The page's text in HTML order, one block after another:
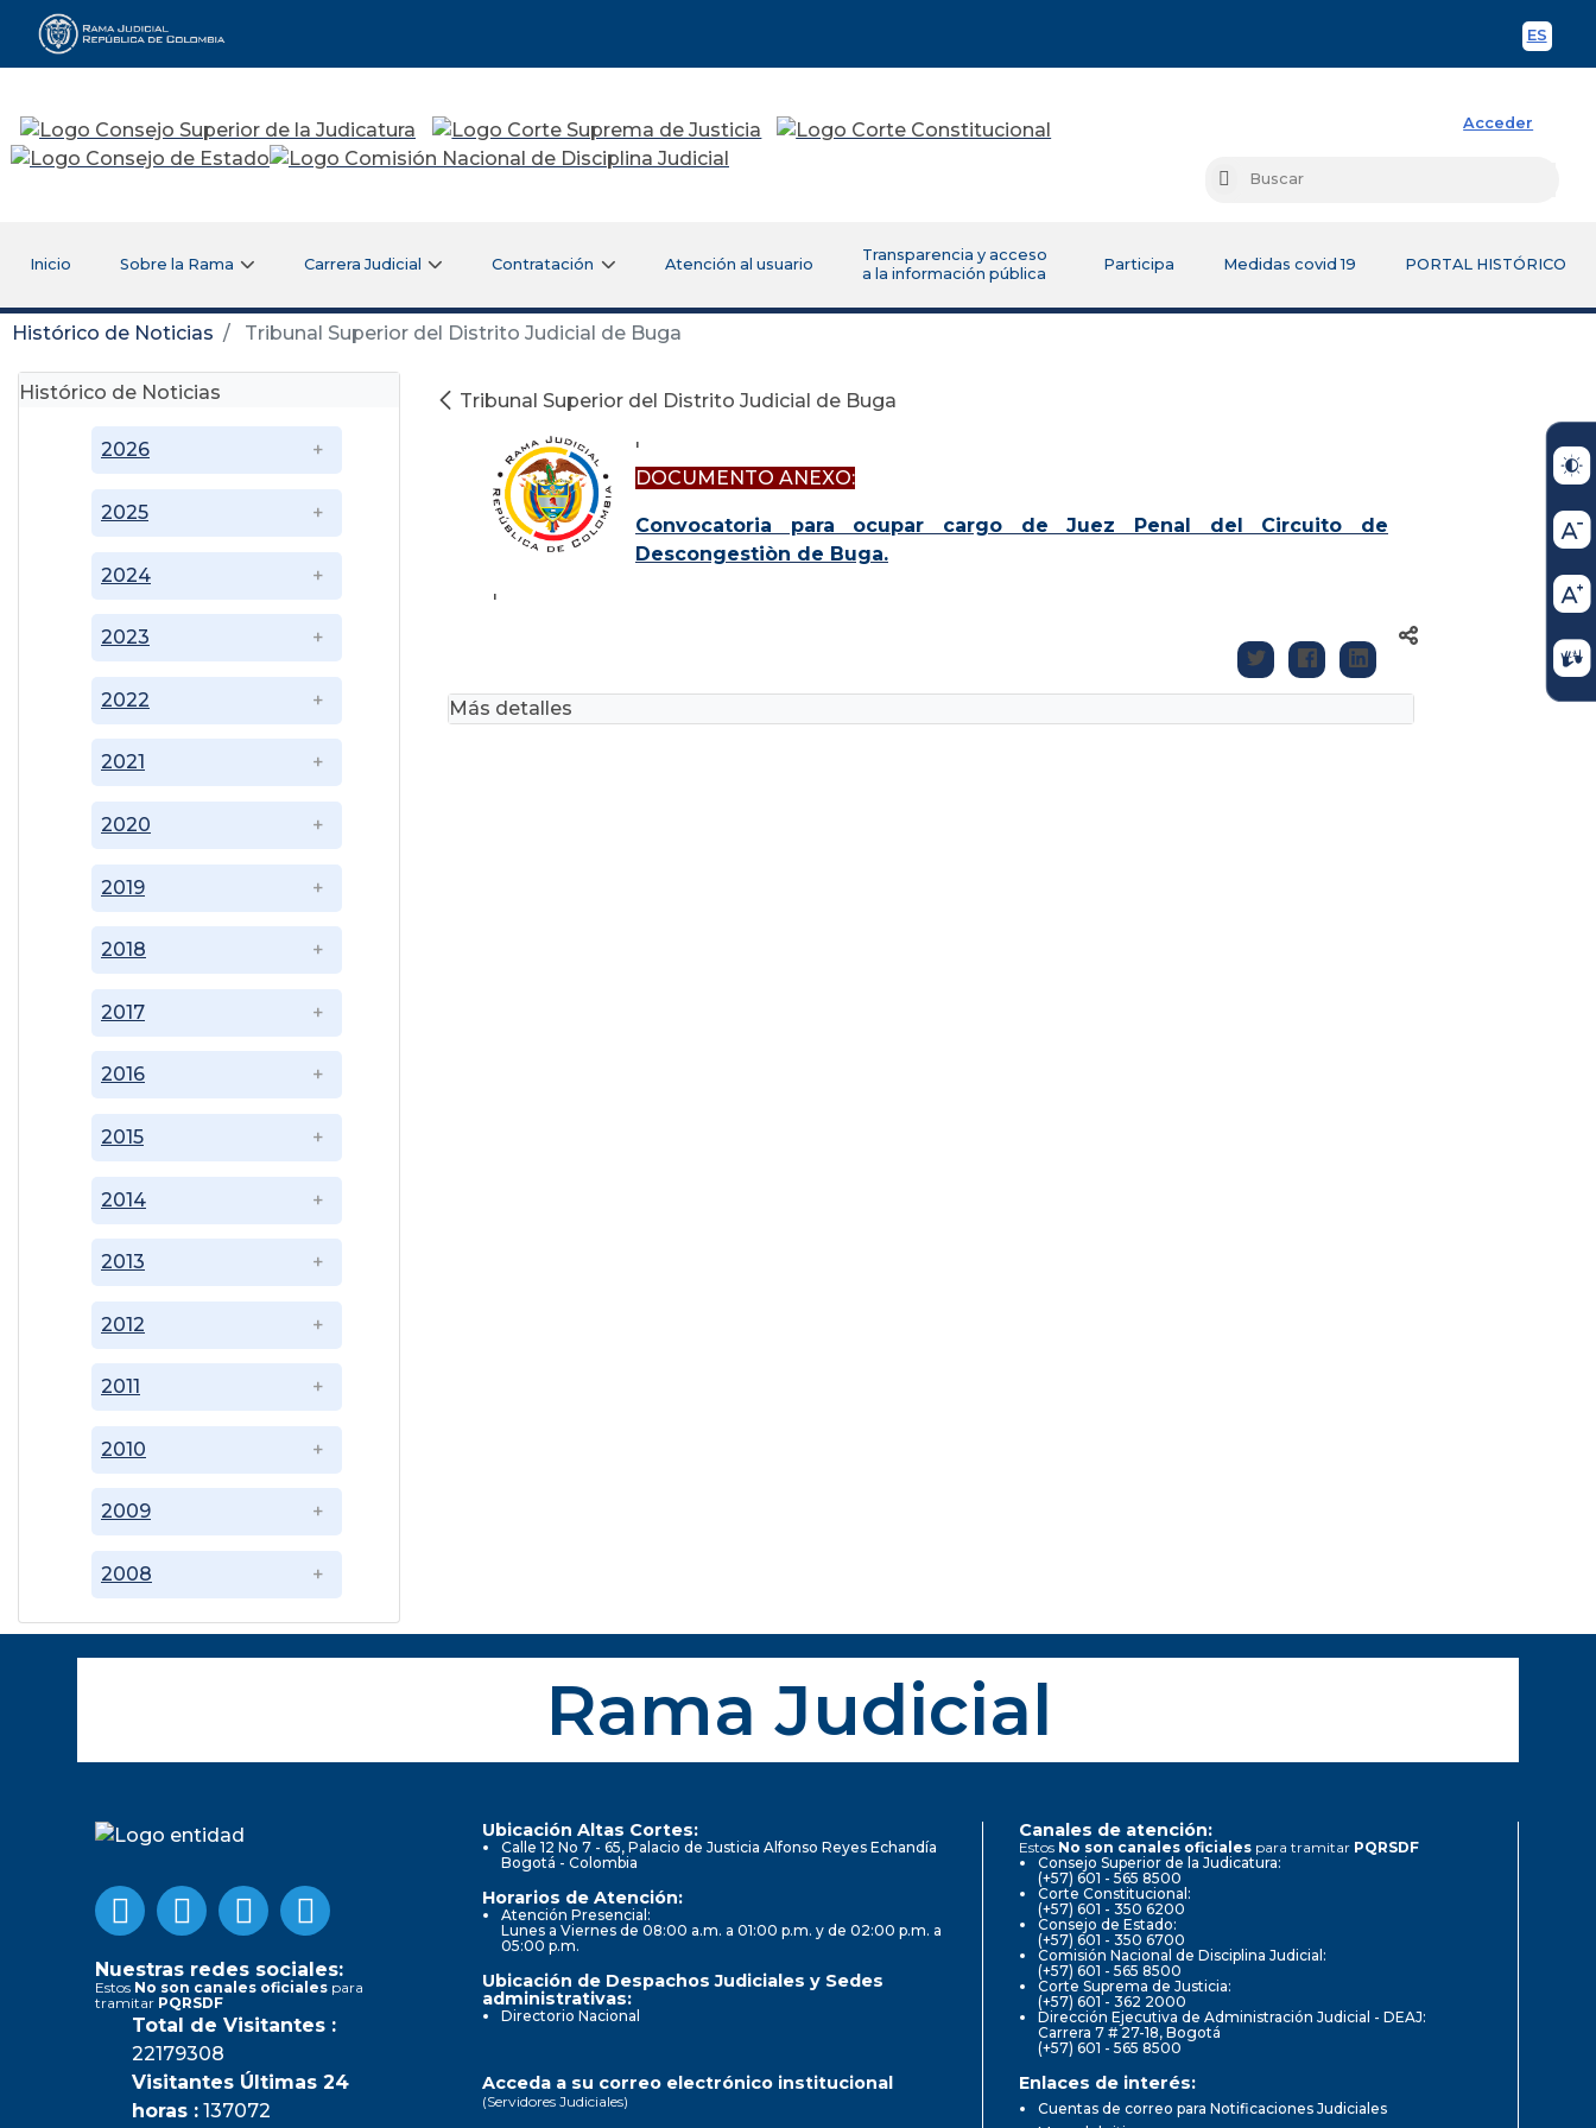
ES
Rama Judicial
Acceder
Buscar
Inicio Sobre la Rama Carrera Judicial Contratación Atención al usuario
Transparencia y acceso
a la información pública
Participa Medidas covid 19 PORTAL HISTÓRICO
Histórico de Noticias Tribunal Superior del Distrito Judicial de Buga
Histórico de Noticias
2008
2009
2010
2011
2012
2013
2014
2015
2016
2017
2018
2019
2020
2021
2022
2023
2024
2025
2026
Tribunal Superior del Distrito Judicial de Buga
'
DOCUMENTO ANEXO:
Convocatoria para ocupar cargo de Juez Penal del Circuito de
Descongestiòn de Buga.
'
Más detalles
Rama Judicial
Nuestras redes sociales:
Estos No son canales oficiales para
tramitar PQRSDF
Total de Visitantes :
22179308
Visitantes Últimas 24
horas : 137072
Ubicación Altas Cortes:
Calle 12 No 7 - 65, Palacio de Justicia Alfonso Reyes Echandía
Bogotá - Colombia
Horarios de Atención:
Atención Presencial:
Lunes a Viernes de 08:00 a.m. a 01:00 p.m. y de 02:00 p.m. a
05:00 p.m.
Ubicación de Despachos Judiciales y Sedes
administrativas:
Directorio Nacional
Canales de atención:
Estos No son canales oficiales para tramitar PQRSDF
Consejo Superior de la Judicatura:
(+57) 601 - 565 8500
Corte Constitucional:
(+57) 601 - 350 6200
Consejo de Estado:
(+57) 601 - 350 6700
Comisión Nacional de Disciplina Judicial:
(+57) 601 - 565 8500
Corte Suprema de Justicia:
(+57) 601 - 362 2000
Dirección Ejecutiva de Administración Judicial - DEAJ:
Carrera 7 # 27-18, Bogotá
(+57) 601 - 565 8500
Acceda a su correo electrónico institucional
(Servidores Judiciales)
Enlaces de interés:
Cuentas de correo para Notificaciones Judiciales